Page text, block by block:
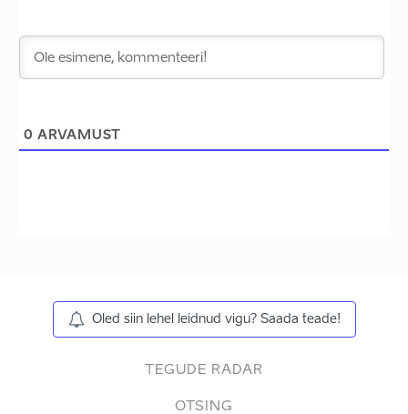
0 ARVAMUST
Oled siin lehel leidnud vigu? Saada teade!
TEGUDE RADAR
OTSING